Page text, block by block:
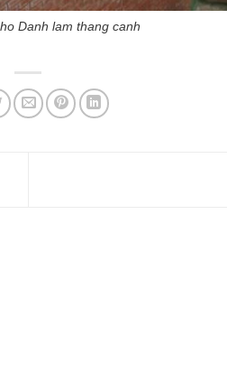
Danh lam thang canh